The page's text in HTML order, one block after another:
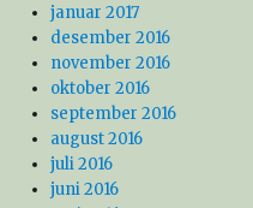
januar 2017
desember 2016
november 2016
oktober 2016
september 2016
august 2016
juli 2016
juni 2016